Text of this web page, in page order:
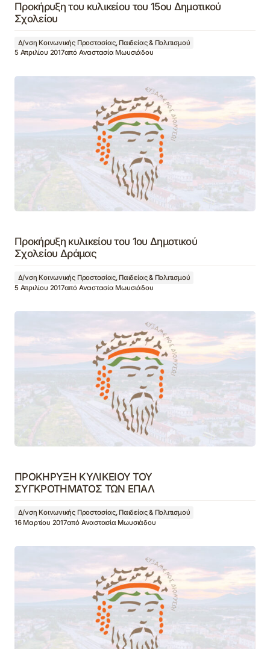
Προκήρυξη του κυλικείου του 15ου Δημοτικού
Σχολείου
Δ/νση Κοινωνικής Προστασίας, Παιδείας & Πολιτισμού
5 Απριλίου 2017από Αναστασία Μωυσιάδου
Προκήρυξη κυλικείου του 1ου Δημοτικού
Σχολείου Δράμας
Δ/νση Κοινωνικής Προστασίας, Παιδείας & Πολιτισμού
5 Απριλίου 2017από Αναστασία Μωυσιάδου
ΠΡΟΚΗΡΥΞΗ ΚΥΛΙΚΕΙΟΥ ΤΟΥ
ΣΥΓΚΡΟΤΗΜΑΤΟΣ ΤΩΝ ΕΠΑΛ
Δ/νση Κοινωνικής Προστασίας, Παιδείας & Πολιτισμού
16 Μαρτίου 2017από Αναστασία Μωυσιάδου